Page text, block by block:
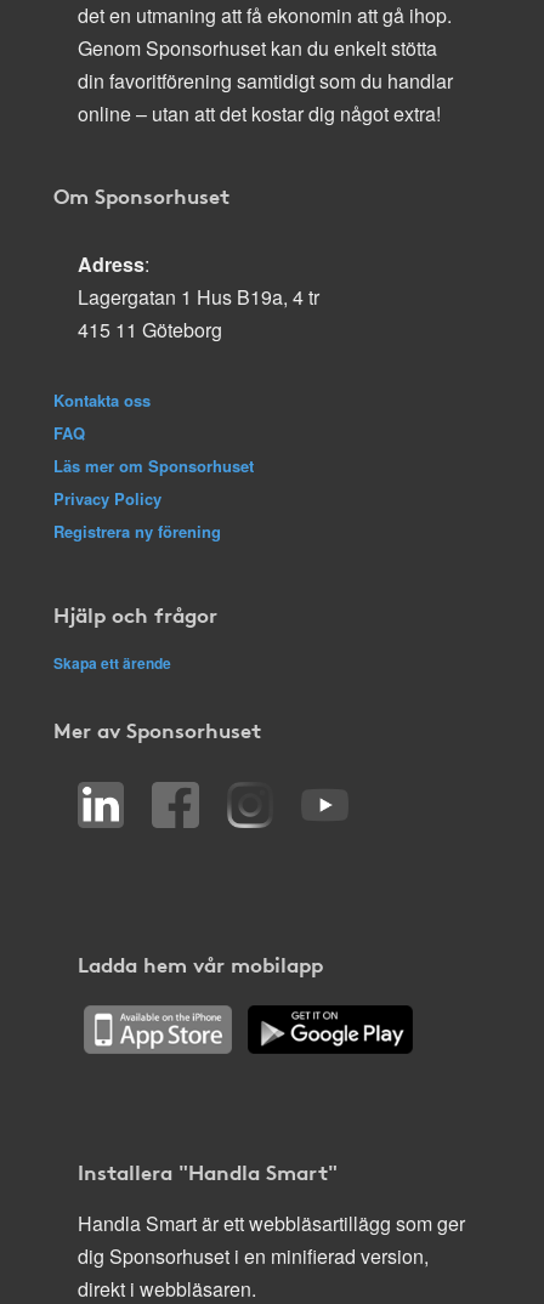
det en utmaning att få ekonomin att gå ihop.
Genom Sponsorhuset kan du enkelt stötta
din favoritförening samtidigt som du handlar
online – utan att det kostar dig något extra!
Om Sponsorhuset
Adress:
Lagergatan 1 Hus B19a, 4 tr
415 11 Göteborg
Kontakta oss
FAQ
Läs mer om Sponsorhuset
Privacy Policy
Registrera ny förening
Hjälp och frågor
Skapa ett ärende
Mer av Sponsorhuset
Ladda hem vår mobilapp
Installera "Handla Smart"
Handla Smart är ett webbläsartillägg som ger
dig Sponsorhuset i en minifierad version,
direkt i webbläsaren.